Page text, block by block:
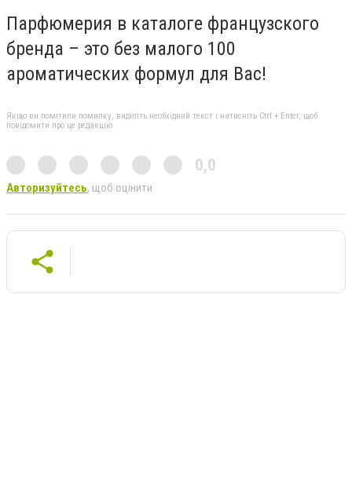
Парфюмерия в каталоге французского
бренда – это без малого 100
ароматических формул для Вас!
Якщо ви помітили помилку, виділіть необхідний текст і натисніть Ctrl + Enter, щоб
повідомити про це редакцію
0,0
Авторизуйтесь, щоб оцінити